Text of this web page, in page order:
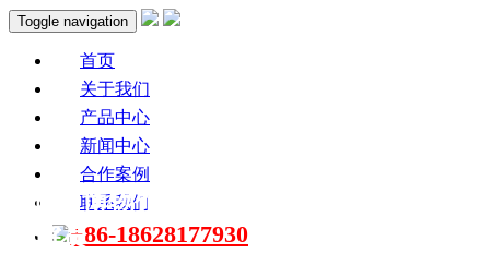
Toggle navigation
首页
关于我们
产品中心
新闻中心
合作案例
联系我们
+86-18628177930
景区 / 博物馆无线讲解器必选使用要点 +
讲解员